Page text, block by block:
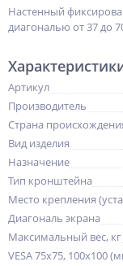
Настенный
диагональю от 37 до
Артикул
Производитель
Страна
Вид изделия
Назначение
Тип кронштейна
Место крепления
Диагональ экрана
Максимальный вес, кг
VESA 75x75, 100x100